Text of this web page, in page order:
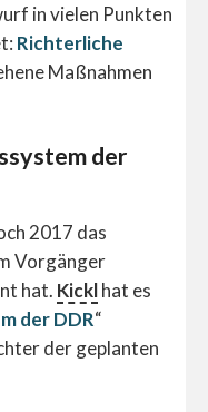
in vielen Punkten
Richterliche
Maßnahmen
der
2017 das
Vorgänger
hat. Kicklhat es
der DDR“
der geplanten